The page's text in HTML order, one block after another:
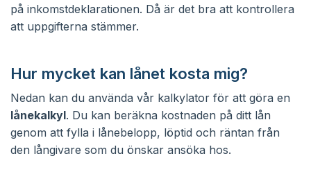
på inkomstdeklarationen. Då är det bra att kontrollera
att uppgifterna stämmer.
Hur mycket kan lånet kosta mig?
Nedan kan du använda vår kalkylator för att göra en
lånekalkyl. Du kan beräkna kostnaden på ditt lån
genom att fylla i lånebelopp, löptid och räntan från
den långivare som du önskar ansöka hos.